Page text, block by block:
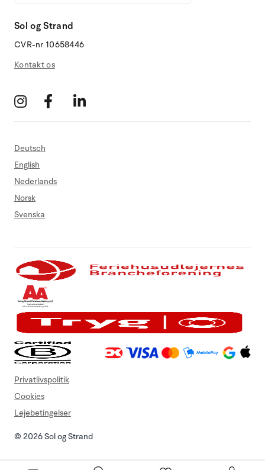
Sol og Strand
CVR-nr 10658446
Kontakt os
Deutsch
English
Nederlands
Norsk
Svenska
© 2026 Sol og Strand
Privatlivspolitik
Cookies
Lejebetingelser